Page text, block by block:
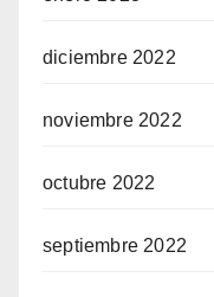
diciembre 2022
noviembre 2022
octubre 2022
septiembre 2022